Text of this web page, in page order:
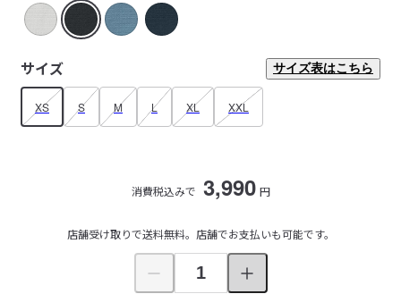
サイズ サイズ表はこちら
XS S M L XL XXL
消費税込みで 3,990 円
店舗受け取りで送料無料。店舗でお支払いも可能です。